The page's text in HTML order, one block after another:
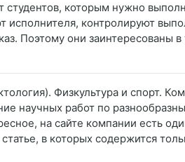
которым нужно
контролируют
Поэтому они заинтересованы
Физкультура и спорт.
научных работ по
на сайте компании есть
в которых содержится